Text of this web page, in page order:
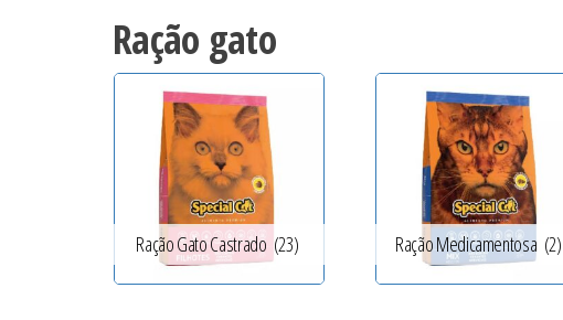
Ração gato
Ração Gato Castrado (23) Ração Medicamentosa (2)